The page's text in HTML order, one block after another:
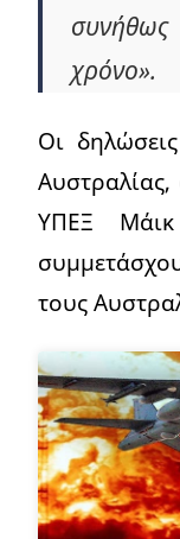
χρόνο».
Οι
ΥΠΕΞ
τους